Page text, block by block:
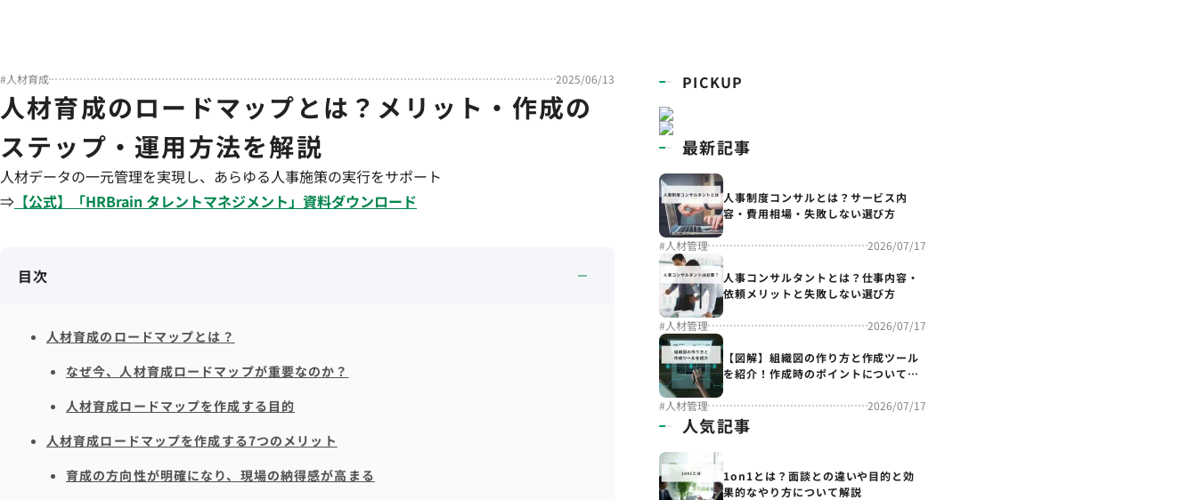
#人材育成 2025/06/13
人材育成のロードマップとは？メリット・作成の
ステップ・運用方法を解説
人材データの一元管理を実現し、あらゆる人事施策の実行をサポート
⇒ 【公式】「HRBrain タレントマネジメント」資料ダウンロード
目次
人材育成のロードマップとは？
なぜ今、人材育成ロードマップが重要なのか？
人材育成ロードマップを作成する目的
人材育成ロードマップを作成する7つのメリット
育成の方向性が明確になり、現場の納得感が高まる
PICKUP
最新記事
人事制度コンサルとは？サービス内
容・費用相場・失敗しない選び方
#人材管理 2026/07/17
人事コンサルタントとは？仕事内容・
依頼メリットと失敗しない選び方
#人材管理 2026/07/17
【図解】組織図の作り方と作成ツール
を紹介！作成時のポイントについても
#人材管理 2026/07/17
人気記事
1on1とは？面談との違いや目的と効
果的なやり方について解説